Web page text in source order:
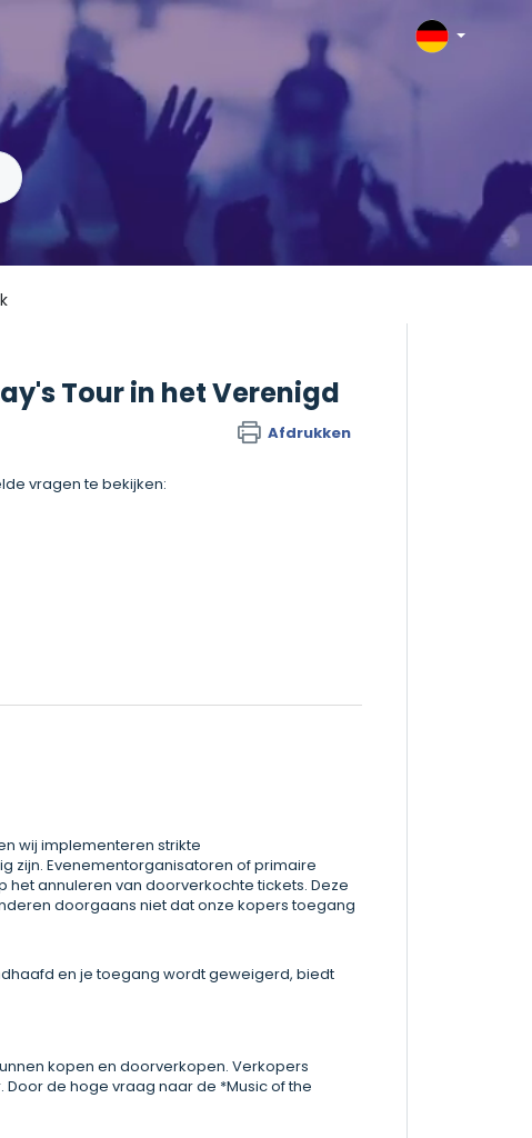
Tour in het Verenigd
Afdrukken
vragen te bekijken:
wij implementeren strikte
zijn. Evenementorganisatoren of primaire
annuleren van doorverkochte tickets. Deze
doorgaans niet dat onze kopers toegang
en je toegang wordt geweigerd, biedt
kopen en doorverkopen. Verkopers
de hoge vraag naar de *Music of the